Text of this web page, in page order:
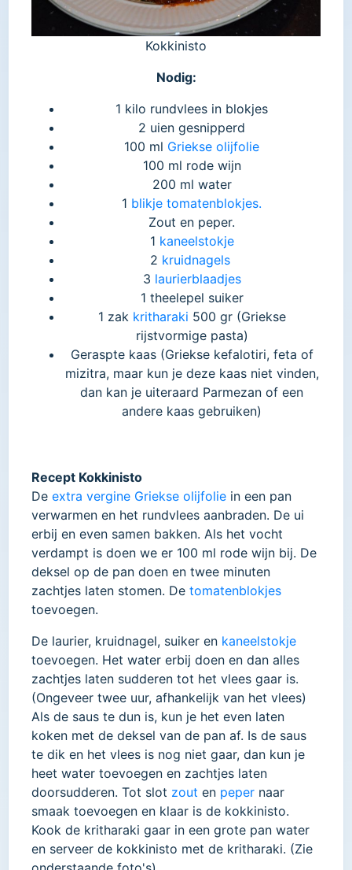
Kokkinisto
Nodig:
1 kilo rundvlees in blokjes
2 uien gesnipperd
100 ml Griekse olijfolie
100 ml rode wijn
200 ml water
1 blikje tomatenblokjes.
Zout en peper.
1 kaneelstokje
2 kruidnagels
3 laurierblaadjes
1 theelepel suiker
1 zak kritharaki 500 gr (Griekse
rijstvormige pasta)
Geraspte kaas (Griekse kefalotiri, feta of
mizitra, maar kun je deze kaas niet vinden,
dan kan je uiteraard Parmezan of een
andere kaas gebruiken)
Recept Kokkinisto
De extra vergine Griekse olijfolie in een pan
verwarmen en het rundvlees aanbraden. De ui
erbij en even samen bakken. Als het vocht
verdampt is doen we er 100 ml rode wijn bij. De
deksel op de pan doen en twee minuten
zachtjes laten stomen. De tomatenblokjes
toevoegen.
De laurier, kruidnagel, suiker en kaneelstokje
toevoegen. Het water erbij doen en dan alles
zachtjes laten sudderen tot het vlees gaar is.
(Ongeveer twee uur, afhankelijk van het vlees)
Als de saus te dun is, kun je het even laten
koken met de deksel van de pan af. Is de saus
te dik en het vlees is nog niet gaar, dan kun je
heet water toevoegen en zachtjes laten
doorsudderen. Tot slot zout en peper naar
smaak toevoegen en klaar is de kokkinisto.
Kook de kritharaki gaar in een grote pan water
en serveer de kokkinisto met de kritharaki. (Zie